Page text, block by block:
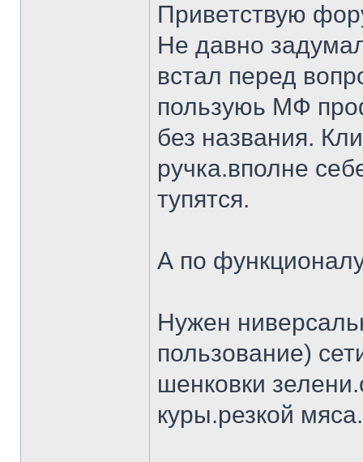
Приветствую
Не давно
встал перед
пользуюь МФ
без названия.
ручка.вполне
тупятся.
А по
Нужен
пользование)
шенковки
куры.резкой